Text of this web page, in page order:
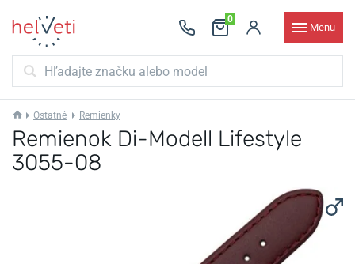
0
Menu
Ostatné Remienky
Remienok Di-Modell Lifestyle
3055-08